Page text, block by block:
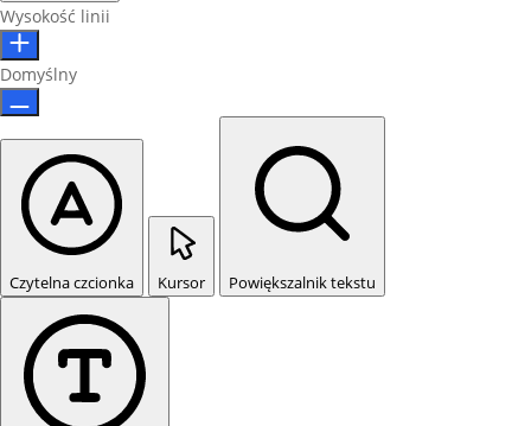
Wysokość linii
Domyślny
Czytelna czcionka Kursor Powiększalnik tekstu